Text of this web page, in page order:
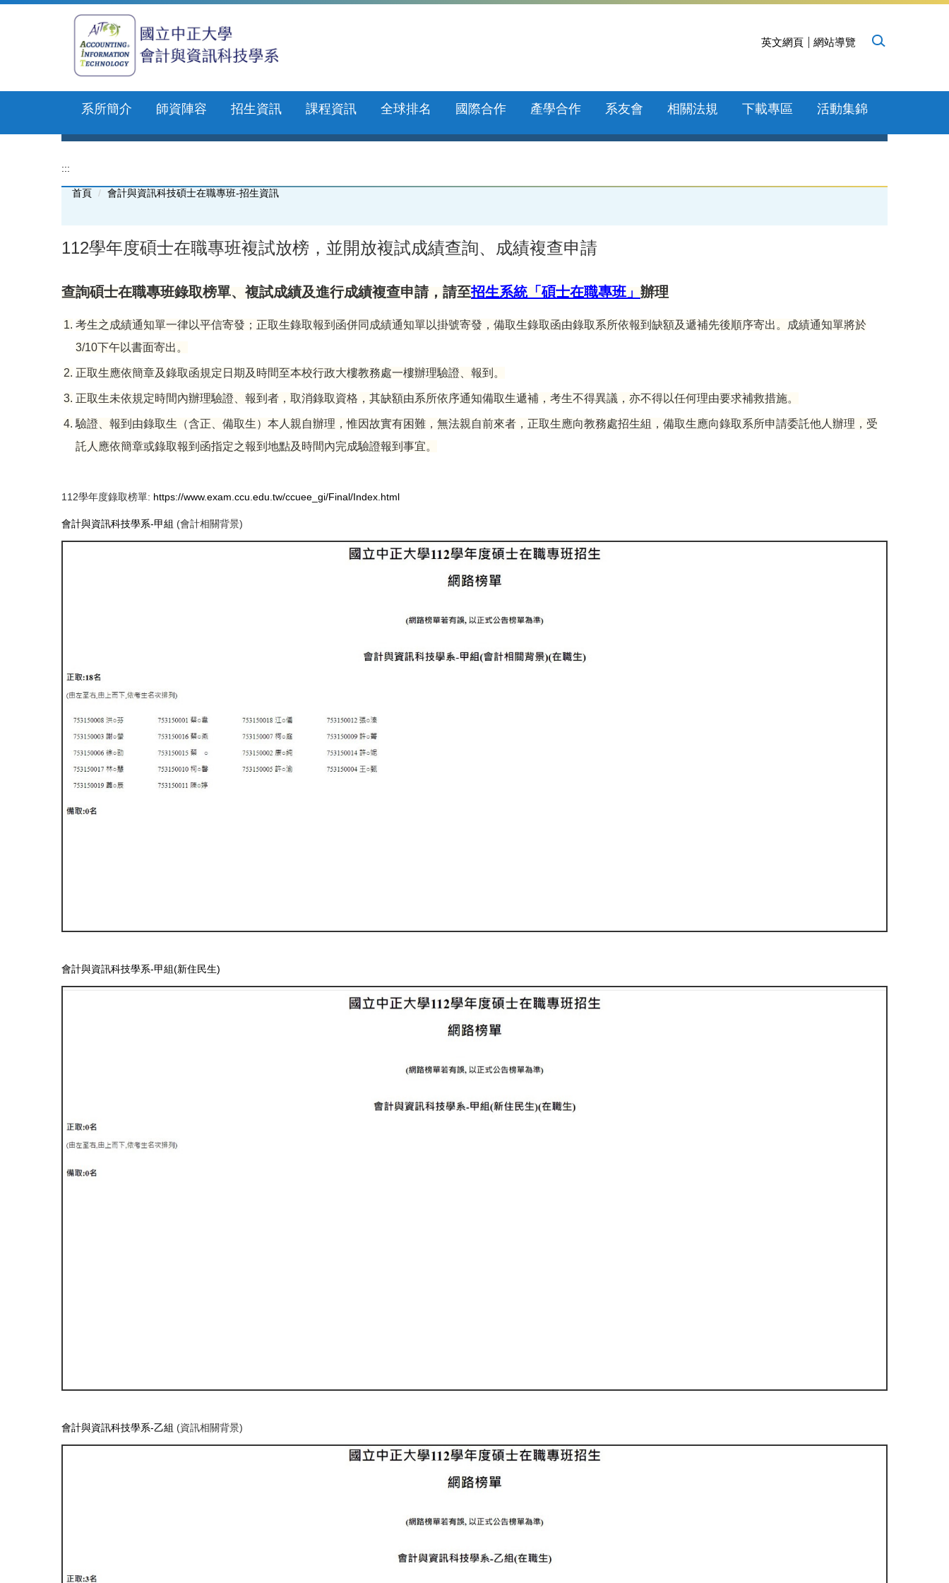
英文網頁 網站導覽
系所簡介 師資陣容 招生資訊 課程資訊 全球排名 國際合作 產學合作 系友會 相關法規 下載專區 活動集錦
:::
首頁 會計與資訊科技碩士在職專班-招生資訊
112學年度碩士在職專班複試放榜，並開放複試成績查詢、成績複查申請
查詢碩士在職專班錄取榜單、複試成績及進行成績複查申請，請至招生系統「碩士在職專班」 辦理
1. 考生之成績通知單一律以平信寄發；正取生錄取報到函併同成績通知單以掛號寄發，備取生錄取函由錄取系所依報到缺額及遞補先後順序寄出。成績通知單將於
3/10下午以書面寄出。
2. 正取生應依簡章及錄取函規定日期及時間至本校行政大樓教務處一樓辦理驗證、報到。
3. 正取生未依規定時間內辦理驗證、報到者，取消錄取資格，其缺額由系所依序通知備取生遞補，考生不得異議，亦不得以任何理由要求補救措施。
4. 驗證、報到由錄取生（含正、備取生）本人親自辦理，惟因故實有困難，無法親自前來者，正取生應向教務處招生組，備取生應向錄取系所申請委託他人辦理，受
託人應依簡章或錄取報到函指定之報到地點及時間內完成驗證報到事宜。
112學年度錄取榜單: https://www.exam.ccu.edu.tw/ccuee_gi/Final/Index.html
會計與資訊科技學系-甲組 (會計相關背景)
會計與資訊科技學系-甲組(新住民生)
會計與資訊科技學系-乙組 (資訊相關背景)